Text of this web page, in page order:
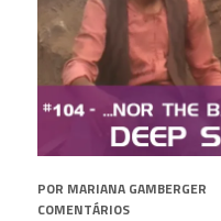
POR MARIANA GAMBERGER
COMENTÁRIOS